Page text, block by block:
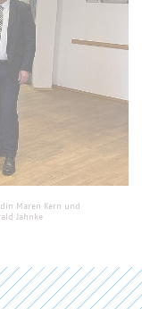
Maren Kern und
Jahnke